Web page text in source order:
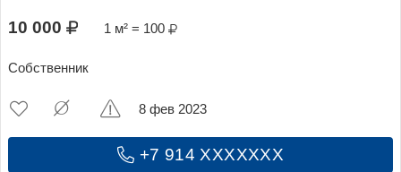
10 000 1 м² = 100
Собственник
+7 914 XXXXXXX
8 фев 2023